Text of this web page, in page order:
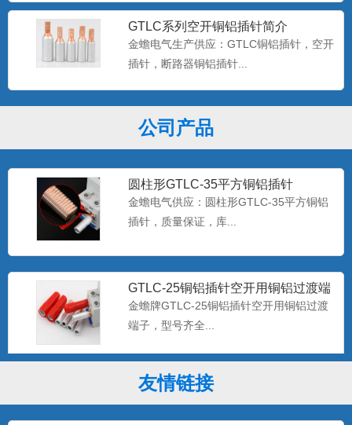
GTLC系列空开铜铝插针简介
金蟾电气生产供应：GTLC铜铝插针，空开
插针，断路器铜铝插针...
公司产品
C45插针...
空开铜铝插针GTLC-50平方圆柱型插
针端子
金蟾电气生产销售：空开铜铝插针，
圆柱形GTLC-35平方铜铝插针
金蟾电气供应：圆柱形GTLC-35平方铜铝
插针，质量保证，库...
GTLC-25铜铝插针空开用铜铝过渡端
子
金蟾牌GTLC-25铜铝插针空开用铜铝过渡
端子，型号齐全...
铜铝插针GTLC-16鸭嘴型接线端子空
金蟾电气供应：GTLC系列铜铝插针GTLC-
16鸭嘴型接线端...
友情链接